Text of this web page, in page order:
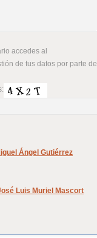
accedes al
de tus datos por parte de
Ángel Gutiérrez
Luis Muriel Mascort